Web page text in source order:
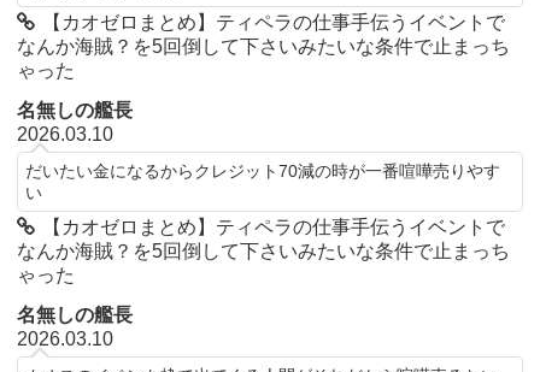
【カオゼロまとめ】ティペラの仕事手伝うイベントで
なんか海賊？を5回倒して下さいみたいな条件で止まっち
ゃった
名無しの艦長
2026.03.10
だいたい金になるからクレジット70減の時が一番喧嘩売りやす
い
【カオゼロまとめ】ティペラの仕事手伝うイベントで
なんか海賊？を5回倒して下さいみたいな条件で止まっち
ゃった
名無しの艦長
2026.03.10